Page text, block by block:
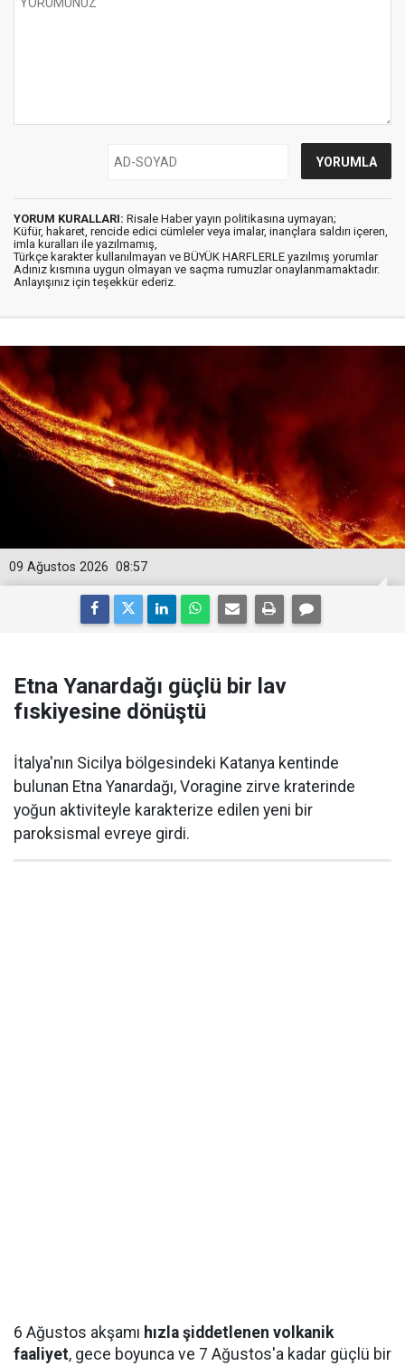
YORUM KURALLARI: Risale Haber yayın politikasına uymayan;
Küfür, hakaret, rencide edici cümleler veya imalar, inançlara saldırı içeren,
imla kuralları ile yazılmamış,
Türkçe karakter kullanılmayan ve BÜYÜK HARFLERLE yazılmış yorumlar
Adınız kısmına uygun olmayan ve saçma rumuzlar onaylanmamaktadır.
Anlayışınız için teşekkür ederiz.
08:57
09 Ağustos 2026
Etna Yanardağı güçlü bir lav
fıskiyesine dönüştü
İtalya'nın Sicilya bölgesindeki Katanya kentinde
bulunan Etna Yanardağı, Voragine zirve kraterinde
yoğun aktiviteyle karakterize edilen yeni bir
paroksismal evreye girdi.
6 Ağustos akşamı hızla şiddetlenen volkanik
faaliyet, gece boyunca ve 7 Ağustos'a kadar güçlü bir